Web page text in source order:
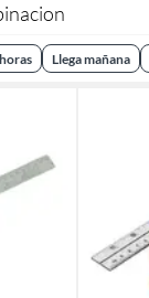
Llega mañana